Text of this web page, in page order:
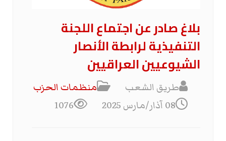
بلاغ صادر عن اجتماع اللجنة
التنفيذية لرابطة الأنصار
الشيوعيين العراقيين
طريق الشعب
منظمات الحزب
08 آذار/مارس 2025
1076